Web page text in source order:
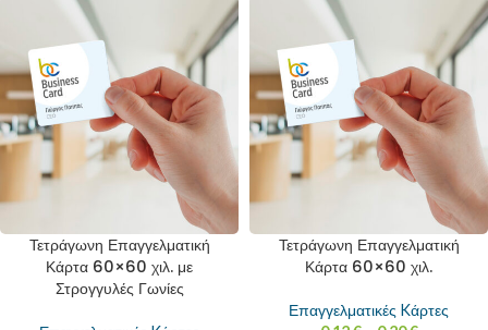
Τετράγωνη Επαγγελματική
Κάρτα 60×60 χιλ. με
Στρογγυλές Γωνίες
Τετράγωνη Επαγγελματική
Κάρτα 60×60 χιλ.
Επαγγελματικές Kάρτες